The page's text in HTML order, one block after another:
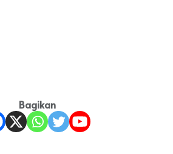
Bagikan